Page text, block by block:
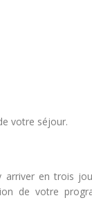
votre séjour.
arriver en trois
de votre